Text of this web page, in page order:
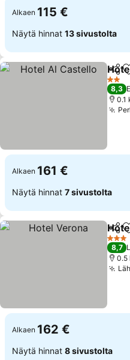
Alkaen 115 €
Näytä hinnat 13 sivustolta
Jaa
2
8,3
0.1
Alkaen 161 €
Näytä hinnat 7 sivustolta
Jaa
3
8,7
0.5
Alkaen 162 €
Näytä hinnat 8 sivustolta